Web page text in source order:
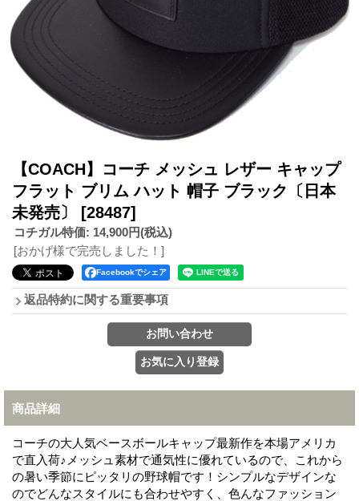
【COACH】コーチ メッシュ レザー キャップ
フラット ブリム ハット 帽子 ブラック〔日本
未発売〕 [28487]
コチガル特価: 14,900円(税込)
[おかげ様で完売しました！]
Facebookでシェア
返品特約に関する重要事項
商品詳細
コーチの大人気ベースボールキャップ最新作を本場アメリカ
で直入荷♪メッシュ素材で通気性に優れているので、これから
の暑い季節にピッタリの野球帽です！シンプルなデザインな
のでどんなスタイルにも合わせやすく、色んなファッション